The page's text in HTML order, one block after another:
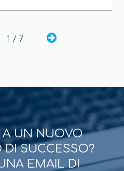
1 / 7
A UN NUOVO
DI SUCCESSO?
EMAIL DI